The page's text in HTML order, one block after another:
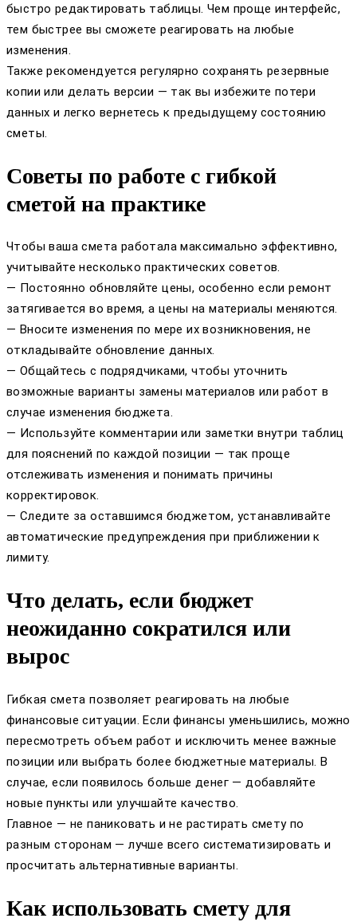
быстро редактировать таблицы. Чем проще интерфейс,
тем быстрее вы сможете реагировать на любые
изменения.
Также рекомендуется регулярно сохранять резервные
копии или делать версии — так вы избежите потери
данных и легко вернетесь к предыдущему состоянию
сметы.
Советы по работе с гибкой
сметой на практике
Чтобы ваша смета работала максимально эффективно,
учитывайте несколько практических советов.
— Постоянно обновляйте цены, особенно если ремонт
затягивается во время, а цены на материалы меняются.
— Вносите изменения по мере их возникновения, не
откладывайте обновление данных.
— Общайтесь с подрядчиками, чтобы уточнить
возможные варианты замены материалов или работ в
случае изменения бюджета.
— Используйте комментарии или заметки внутри таблиц
для пояснений по каждой позиции — так проще
отслеживать изменения и понимать причины
корректировок.
— Следите за оставшимся бюджетом, устанавливайте
автоматические предупреждения при приближении к
лимиту.
Что делать, если бюджет
неожиданно сократился или
вырос
Гибкая смета позволяет реагировать на любые
финансовые ситуации. Если финансы уменьшились, можно
пересмотреть объем работ и исключить менее важные
позиции или выбрать более бюджетные материалы. В
случае, если появилось больше денег — добавляйте
новые пункты или улучшайте качество.
Главное — не паниковать и не растирать смету по
разным сторонам — лучше всего систематизировать и
просчитать альтернативные варианты.
Как использовать смету для